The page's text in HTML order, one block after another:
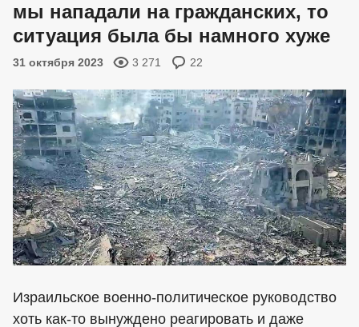
мы нападали на гражданских, то
ситуация была бы намного хуже
31 октября 2023 3 271 22
Израильское военно-политическое руководство
хоть как-то вынуждено реагировать и даже